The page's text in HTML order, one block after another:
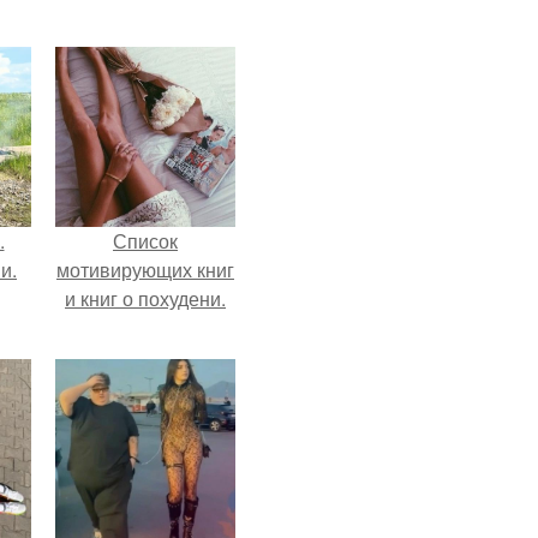
Список
мотивирующих книг
и книг о похудени.